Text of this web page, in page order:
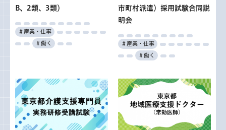
B、2類、3類）
＃産業・仕事
＃働く
市町村派遣）採用試験合同説
明会
＃産業・仕事
＃働く